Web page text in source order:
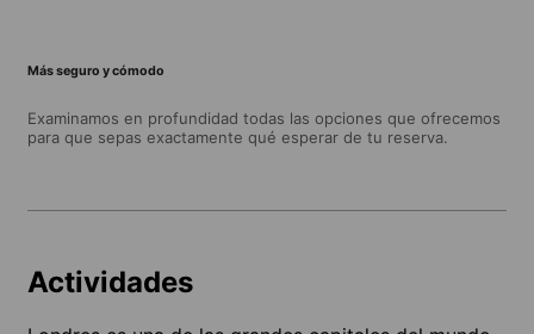
Más seguro y cómodo
Examinamos en profundidad todas las opciones que ofrecemos
para que sepas exactamente qué esperar de tu reserva.
Actividades